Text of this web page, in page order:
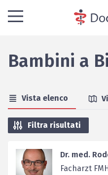
Bambini a
Vista elenco
Filtra risultati
Dr. med.
Facharzt